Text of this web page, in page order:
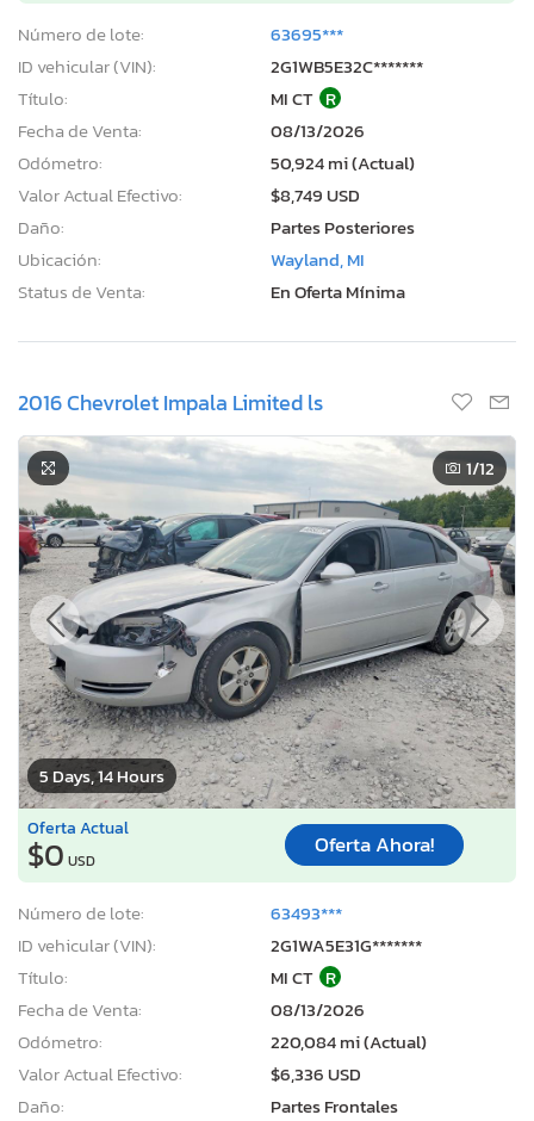
Número de lote:
63695***
ID vehicular (VIN):
2G1WB5E32C*******
Título:
MI CT R
Fecha de Venta:
08/13/2026
Odómetro:
50,924 mi (Actual)
Valor Actual Efectivo:
$8,749 USD
Daño:
Partes Posteriores
Ubicación:
Wayland, MI
Status de Venta:
En Oferta Mínima
2016 Chevrolet Impala Limited ls
5 Days, 14 Hours
1/12
Oferta Actual
$0 USD
Oferta Ahora!
Número de lote:
63493***
ID vehicular (VIN):
2G1WA5E31G*******
Título:
MI CT R
Fecha de Venta:
08/13/2026
Odómetro:
220,084 mi (Actual)
Valor Actual Efectivo:
$6,336 USD
Daño:
Partes Frontales